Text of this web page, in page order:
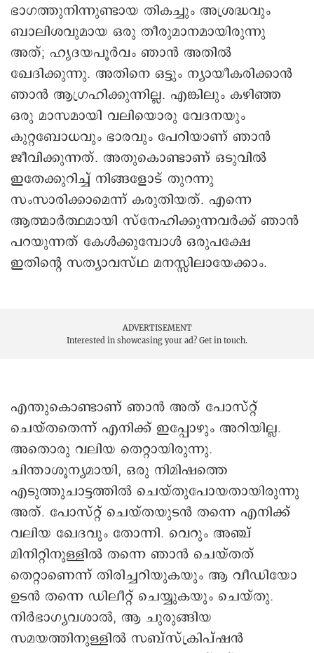
ഭാഗത്തുനിന്നുണ്ടായ തികച്ചും അശ്രദ്ധവും
ബാലിശവുമായ ഒരു തീരുമാനമായിരുന്നു
അത്; ഹൃദയപൂർവം ഞാൻ അതിൽ
ഖേദിക്കുന്നു. അതിനെ ഒട്ടും ന്യായീകരിക്കാൻ
ഞാൻ ആഗ്രഹിക്കുന്നില്ല. എങ്കിലും കഴിഞ്ഞ
ഒരു മാസമായി വലിയൊരു വേദനയും
കുറ്റബോധവും ഭാരവും പേറിയാണ് ഞാൻ
ജീവിക്കുന്നത്. അതുകൊണ്ടാണ് ഒടുവിൽ
ഇതേക്കുറിച്ച് നിങ്ങളോട് തുറന്നു
സംസാരിക്കാമെന്ന് കരുതിയത്. എന്നെ
ആത്മാർത്ഥമായി സ്നേഹിക്കുന്നവർക്ക് ഞാൻ
പറയുന്നത് കേൾക്കുമ്പോൾ ഒരുപക്ഷേ
ഇതിന്റെ സത്യാവസ്ഥ മനസ്സിലായേക്കാം.
ADVERTISEMENT
Interested in showcasing your ad? Get in touch.
എന്തുകൊണ്ടാണ് ഞാൻ അത് പോസ്റ്റ്
ചെയ്തതെന്ന് എനിക്ക് ഇപ്പോഴും അറിയില്ല.
അതൊരു വലിയ തെറ്റായിരുന്നു.
ചിന്താശൂന്യമായി, ഒരു നിമിഷത്തെ
എടുത്തുചാട്ടത്തിൽ ചെയ്തുപോയതായിരുന്നു
അത്. പോസ്റ്റ് ചെയ്തയുടൻ തന്നെ എനിക്ക്
വലിയ ഖേദവും തോന്നി. വെറും അഞ്ച്
മിനിറ്റിനുള്ളിൽ തന്നെ ഞാൻ ചെയ്തത്
തെറ്റാണെന്ന് തിരിച്ചറിയുകയും ആ വീഡിയോ
ഉടൻ തന്നെ ഡിലീറ്റ് ചെയ്യുകയും ചെയ്തു.
നിർഭാഗ്യവശാൽ, ആ ചുരുങ്ങിയ
സമയത്തിനുള്ളിൽ സബ്‌സ്‌ക്രിപ്ഷൻ